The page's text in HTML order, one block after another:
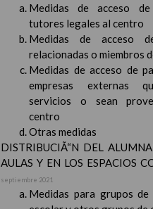
Medidas de acceso
tutores legales al centro
Medidas de acceso
relacionadas o miembros
Medidas de acceso de
empresas externas
servicios o sean
centro
Otras medidas
DISTRIBUCIÃ“N DEL
AULAS Y EN LOS ESPACIOS
septiembre 2021
Medidas para grupos de